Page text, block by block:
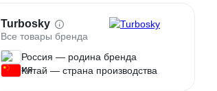
Turbosky
Все товары бренда
Россия — родина бренда
Китай — страна производства